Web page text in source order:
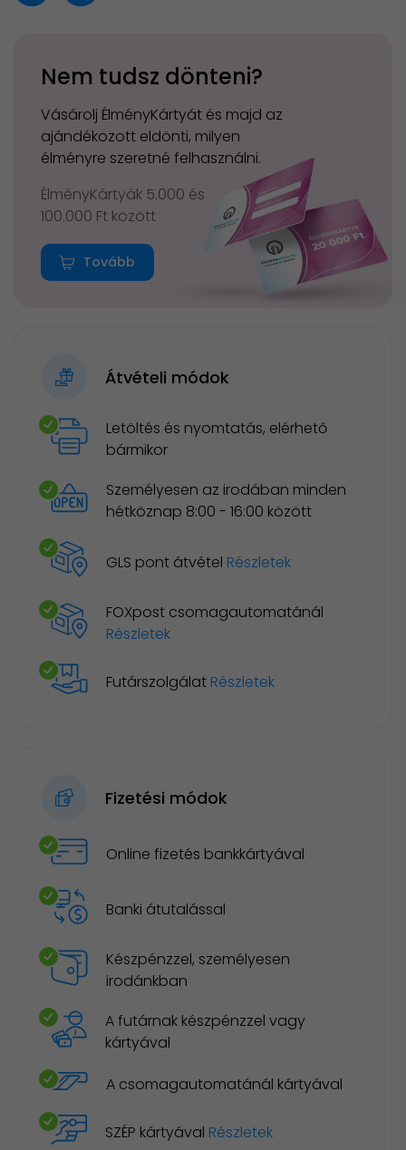
Nem tudsz dönteni?
Vásárolj ÉlményKártyát és majd az
ajándékozott eldönti, milyen
élményre szeretné felhasználni.
ÉlményKártyák 5.000 és
100.000 Ft között
Tovább
Átvételi módok
Letöltés és nyomtatás, elérhető
bármikor
Személyesen az irodában minden
hétköznap 8:00 - 16:00 között
GLS pont átvétel Részletek
FOXpost csomagautomatánál
Részletek
Futárszolgálat Részletek
Fizetési módok
Online fizetés bankkártyával
Banki átutalással
Készpénzzel, személyesen
irodánkban
A futárnak készpénzzel vagy
kártyával
A csomagautomatánál kártyával
SZÉP kártyával Részletek